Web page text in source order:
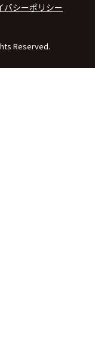
バシーポリシー
Reserved.